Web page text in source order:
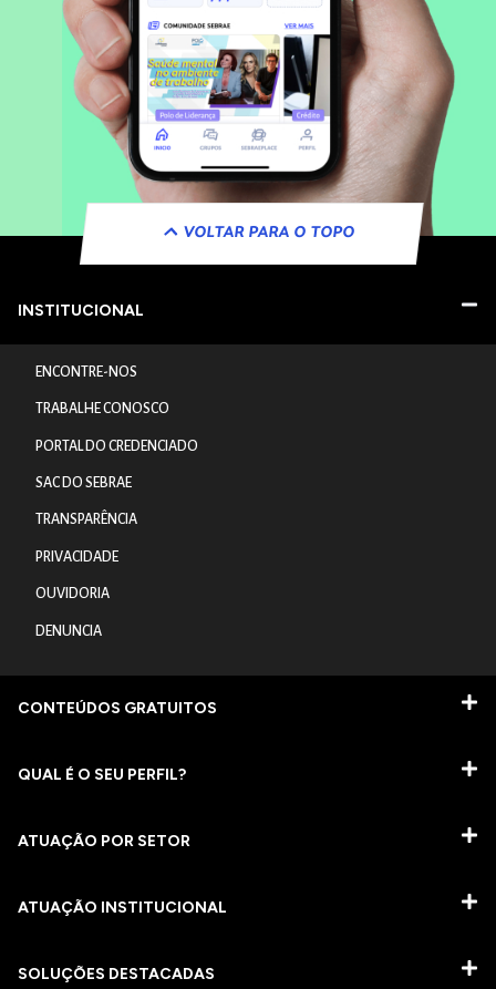
VOLTAR PARA O TOPO
INSTITUCIONAL
ENCONTRE-NOS
TRABALHE CONOSCO
PORTAL DO CREDENCIADO
SAC DO SEBRAE
TRANSPARÊNCIA
PRIVACIDADE
OUVIDORIA
DENUNCIA
CONTEÚDOS GRATUITOS
QUAL É O SEU PERFIL?
ATUAÇÃO POR SETOR
ATUAÇÃO INSTITUCIONAL
SOLUÇÕES DESTACADAS